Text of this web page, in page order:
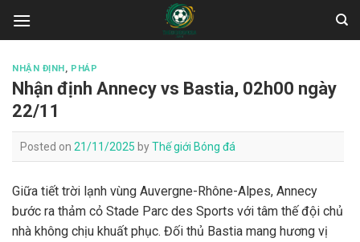
NHẬN ĐỊNH, PHÁP
Nhận định Annecy vs Bastia, 02h00 ngày
22/11
Posted on 21/11/2025 byThế giới Bóng đá
Giữa tiết trời lạnh vùng Auvergne-Rhône-Alpes, Annecy
bước ra thảm cỏ Stade Parc des Sports với tâm thế đội chủ
nhà không chịu khuất phục. Đối thủ Bastia mang hương vị